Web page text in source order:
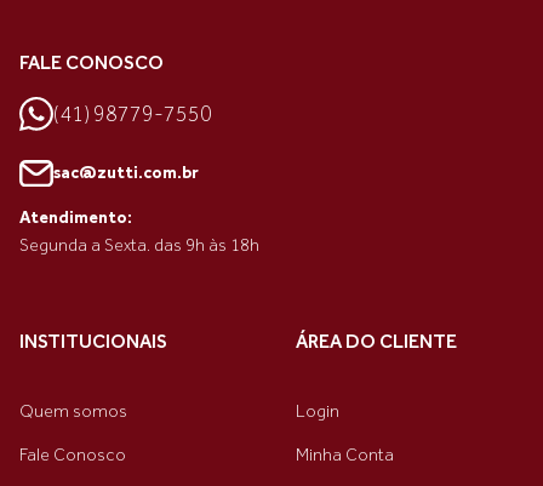
FALE CONOSCO
(41) 98779-7550
sac@zutti.com.br
Atendimento:
Segunda a Sexta. das 9h às 18h
INSTITUCIONAIS
Quem somos
Fale Conosco
ÁREA DO CLIENTE
Login
Minha Conta